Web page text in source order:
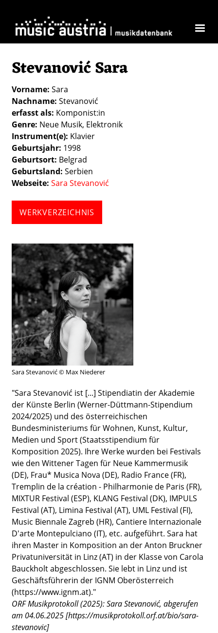
Stevanović Sara
Vorname Sara
Nachname Stevanović
erfasst als Komponist:in
Genre Neue Musik Elektronik
Instrument(e) Klavier
Geburtsjahr 1998
Geburtsort Belgrad
Geburtsland Serbien
Webseite Sara Stevanović
WERKVERZEICHNIS
Sara Stevanović © Max Niederer
"Sara Stevanović ist [...] Stipendiatin der Akademie
der Künste Berlin (Werner-Düttmann-Stipendium
2024/2025) und des österreichischen
Bundesministeriums für Wohnen, Kunst, Kultur,
Medien und Sport (Staatsstipendium für
Komposition 2025). Ihre Werke wurden bei Festivals
wie den Wittener Tagen für Neue Kammermusik
(DE), Frau* Musica Nova (DE), Radio France (FR),
Tremplin de la création - Philharmonie de Paris (FR),
MIXTUR Festival (ESP), KLANG Festival (DK), IMPULS
Festival (AT), Limina Festival (AT), UML Festival (FI),
Music Biennale Zagreb (HR), Cantiere Internazionale
D'arte Montepulciano (IT), etc. aufgeführt. Sara hat
ihren Master in Komposition an der Anton Bruckner
Privatuniversität in Linz (AT) in der Klasse von Carola
Bauckholt abgeschlossen. Sie lebt in Linz und ist
Geschäftsführerin der IGNM Oberösterreich
(https://www.ignm.at)."
ORF Musikprotokoll (2025): Sara Stevanović, abgerufen
am 04.06.2025 [https://musikprotokoll.orf.at/bio/sara-
stevanovic]